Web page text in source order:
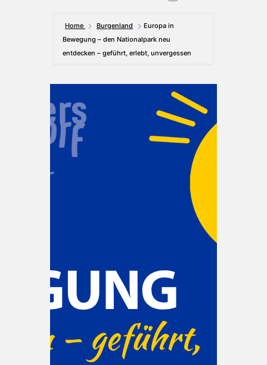
Home Burgenland
Europa in
Bewegung – den Nationalpark neu
entdecken – geführt, erlebt, unvergessen